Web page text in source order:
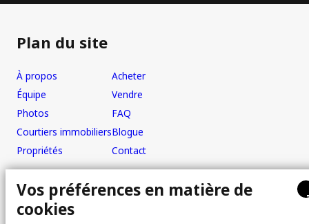
Plan du site
À propos
Équipe
Photos
Courtiers immobiliers
Propriétés
Acheter
Vendre
FAQ
Blogue
Contact
Bureau
Vos préférences en matière de
cookies